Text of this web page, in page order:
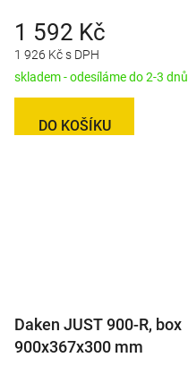
1 926 Kč s DPH
1 592 Kč
skladem - odesíláme do 2-3 dnů
DO KOŠÍKU
Daken JUST 900-R, box
900x367x300 mm